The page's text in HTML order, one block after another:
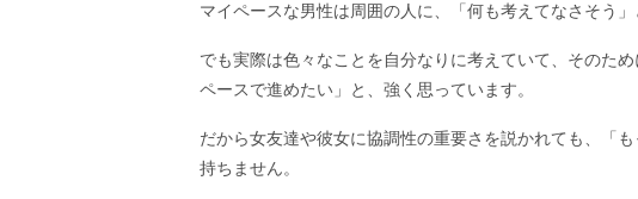
マイペースな男性は周囲の人に、「何も考えてなさそう
でも実際は色々なことを自分なりに考えていて、そのた
ペースで進めたい」と、強く思っています。
だから女友達や彼女に協調性の重要さを説かれても、「
持ちません。